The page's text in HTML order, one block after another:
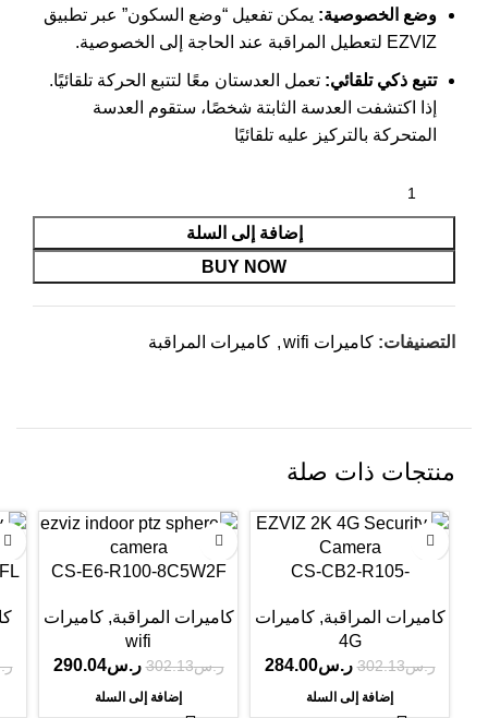
وضع الخصوصية: يمكن تفعيل “وضع السكون” عبر تطبيق
EZVIZ لتعطيل المراقبة عند الحاجة إلى الخصوصية.
تتبع ذكي تلقائي: تعمل العدستان معًا لتتبع الحركة تلقائيًا.
إذا اكتشفت العدسة الثابتة شخصًا، ستقوم العدسة
المتحركة بالتركيز عليه تلقائيًا
إضافة إلى السلة
BUY NOW
التصنيفات: كاميرات wifi , كاميرات المراقبة
منتجات ذات صلة
CS-CB2-R105-
كاميرات المراقبة,كاميرات
4G
ر.س302.13 ر.س284.00
إضافة إلى السلة
-4%
CS-E6-R100-8C5W2F
كاميرات المراقبة,كاميرات
wifi
ر.س302.13 ر.س290.04
إضافة إلى السلة